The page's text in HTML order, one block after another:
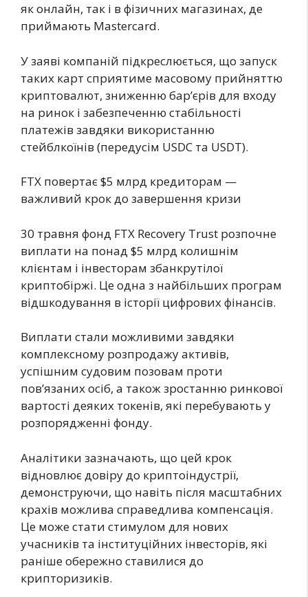
як онлайн, так і в фізичних магазинах, де
приймають Mastercard.
У заяві компаній підкреслюється, що запуск
таких карт сприятиме масовому прийняттю
криптовалют, зниженню бар’єрів для входу
на ринок і забезпеченню стабільності
платежів завдяки використанню
стейблкоїнів (передусім USDC та USDT).
FTX повертає $5 млрд кредиторам —
важливий крок до завершення кризи
30 травня фонд FTX Recovery Trust розпочне
виплати на понад $5 млрд колишнім
клієнтам і інвесторам збанкрутілої
криптобіржі. Це одна з найбільших програм
відшкодування в історії цифрових фінансів.
Виплати стали можливими завдяки
комплексному розпродажу активів,
успішним судовим позовам проти
пов’язаних осіб, а також зростанню ринкової
вартості деяких токенів, які перебувають у
розпорядженні фонду.
Аналітики зазначають, що цей крок
відновлює довіру до криптоіндустрії,
демонструючи, що навіть після масштабних
крахів можлива справедлива компенсація.
Це може стати стимулом для нових
учасників та інституційних інвесторів, які
раніше обережно ставилися до
крипторизиків.